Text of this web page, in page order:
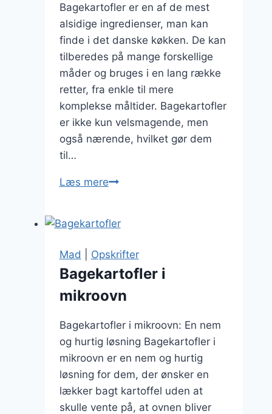
Bagekartofler er en af de mest
alsidige ingredienser, man kan
finde i det danske køkken. De kan
tilberedes på mange forskellige
måder og bruges i en lang række
retter, fra enkle til mere
komplekse måltider. Bagekartofler
er ikke kun velsmagende, men
også nærende, hvilket gør dem
til…
Læs mereBagekartofler
på
retter
Mad Opskrifter
Bagekartofler i
mikroovn
Bagekartofler i mikroovn: En nem
og hurtig løsning Bagekartofler i
mikroovn er en nem og hurtig
løsning for dem, der ønsker en
lækker bagt kartoffel uden at
skulle vente på, at ovnen bliver